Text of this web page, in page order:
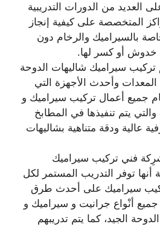
العديد من الدورات التدريبية
المتخصصة على كيفية إنجاز
بالسيراميك والرخام دون
خدوش أو كسر لها.
سيراميك شاليهات الدوحة
وأحدث الأجهزة التي
جميع أعمال تركيب سيراميك و
يتم تنفيذها في المطابخ
عالية ودقة متناهية بشاليهات
فني تركيب سيراميك
أنها توفر التدريب المستمر لكل
سيراميك على أحدث طرق
جميع أنْواع جرانيت و سيراميك و
الجيد، كما يتم تدريبهم